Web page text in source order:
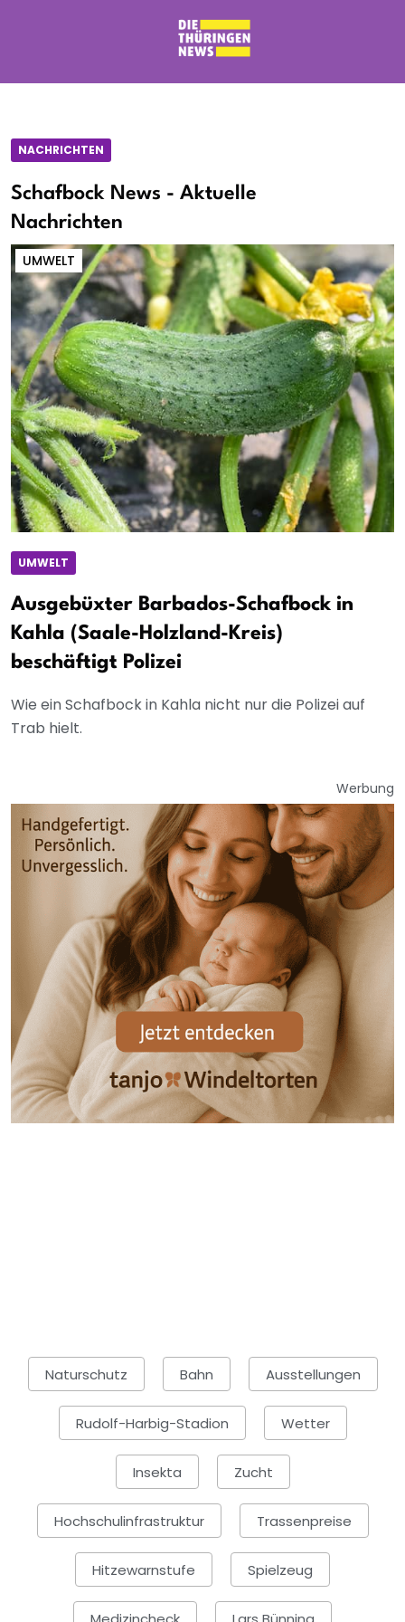
NACHRICHTEN
Schafbock News - Aktuelle
Nachrichten
UMWELT
UMWELT
Ausgebüxter Barbados-Schafbock in
Kahla (Saale-Holzland-Kreis)
beschäftigt Polizei
Wie ein Schafbock in Kahla nicht nur die Polizei auf
Trab hielt.
Werbung
Naturschutz Bahn Ausstellungen
Rudolf-Harbig-Stadion Wetter
Insekta Zucht
Hochschulinfrastruktur Trassenpreise
Hitzewarnstufe Spielzeug